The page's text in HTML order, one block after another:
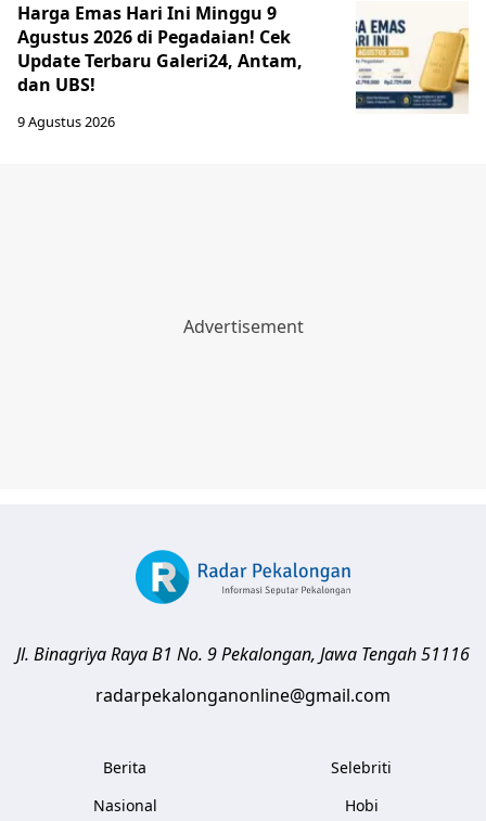
Harga Emas Hari Ini Minggu 9
Agustus 2026 di Pegadaian! Cek
Update Terbaru Galeri24, Antam,
dan UBS!
9 Agustus 2026
Jl. Binagriya Raya B1 No. 9Pekalongan, Jawa Tengah51116
radarpekalonganonline@gmail.com
Berita
Nasional
Selebriti
Hobi